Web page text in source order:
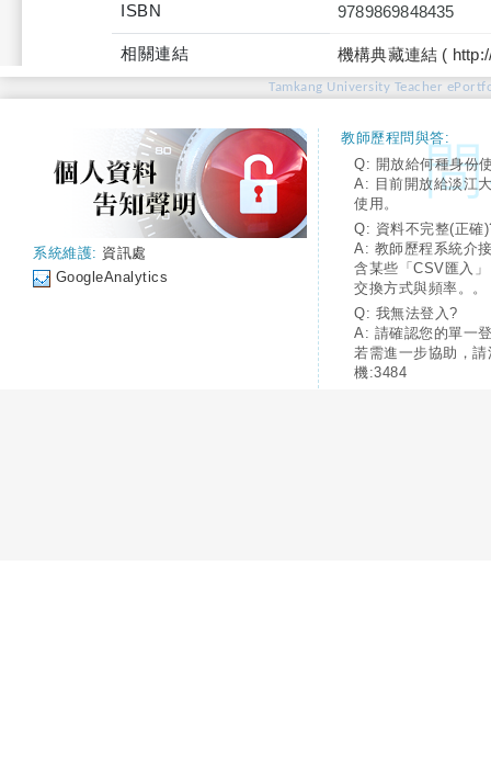
ISBN 9789869848435
相關連結 機構典藏連結 (
Tamkang University Teacher
系統維護: 資訊處
GoogleAnalytics
教師歷程問與答:
Q: 開放給何種身份
A: 目前開放給淡江
使用。
Q: 資料不完整(正確
A: 教師歷程系統介
含某些「CSV匯入
交換方式與頻率。。
Q: 我無法登入?
A: 請確認您的單一
若需進一步協助，
機:3484